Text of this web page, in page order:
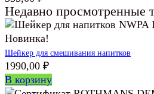
Недавно просмотренные
Новинка!
Шейкер для смешивания напитков
1990,00 ₽
В корзину